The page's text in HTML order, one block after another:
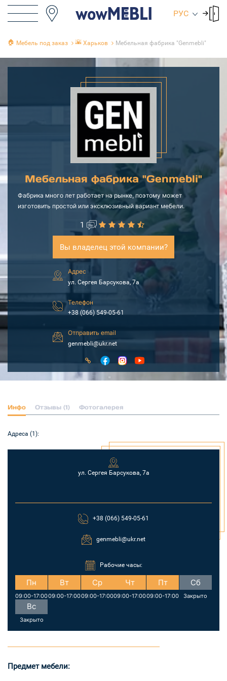
РУС
🏠 Мебель под заказ 🌇 Харьков Мебельная фабрика "Genmebli"
Мебельная фабрика "Genmebli"
Фабрика много лет работает на рынке, поэтому может
изготовить простой или эксклюзивный вариант мебели.
1
Вы владелец этой компании?
Адрес
ул. Сергея Барсукова, 7а
Телефон
+38 (066) 549-05-61
Отправить email
genmebli@ukr.net
Инфо Отзывы (1) Фотогалерея
Адреса (1):
ул. Сергея Барсукова, 7а
+38 (066) 549-05-61
genmebli@ukr.net
Рабочие часы:
Пн
09:00-17:00
Вт
09:00-17:00
Ср
09:00-17:00
Чт
09:00-17:00
Пт
09:00-17:00
Сб
Закрыто
Вс
Закрыто
Предмет мебели: